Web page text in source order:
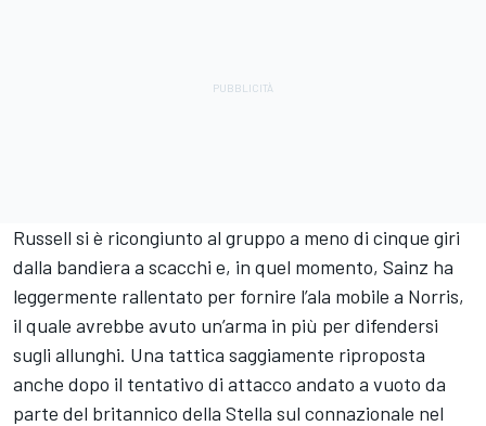
Russell si è ricongiunto al gruppo a meno di cinque giri
dalla bandiera a scacchi e, in quel momento, Sainz ha
leggermente rallentato per fornire l’ala mobile a Norris,
il quale avrebbe avuto un’arma in più per difendersi
sugli allunghi. Una tattica saggiamente riproposta
anche dopo il tentativo di attacco andato a vuoto da
parte del britannico della Stella sul connazionale nel